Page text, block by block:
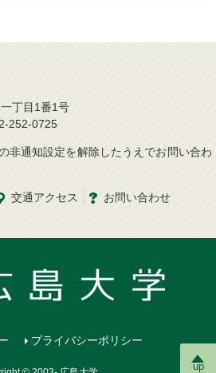
up
丁目1番1号
252-0725
非通知設定を解除したうえでお問い合わ
交通アクセス お問い合わせ
プライバシーポリシー